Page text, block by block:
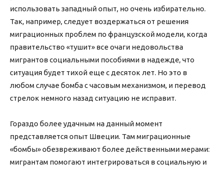
использовать западный опыт, но очень избирательно.
Так, например, следует воздержаться от решения
миграционных проблем по французской модели, когда
правительство «тушит» все очаги недовольства
мигрантов социальными пособиями в надежде, что
ситуация будет тихой еще с десяток лет. Но это в
любом случае бомба с часовым механизмом, и перевод
стрелок немного назад ситуацию не исправит.
Гораздо более удачным на данный момент
представляется опыт Швеции. Там миграционные
«бомбы» обезвреживают более действенными мерами:
мигрантам помогают интегрироваться в социальную и